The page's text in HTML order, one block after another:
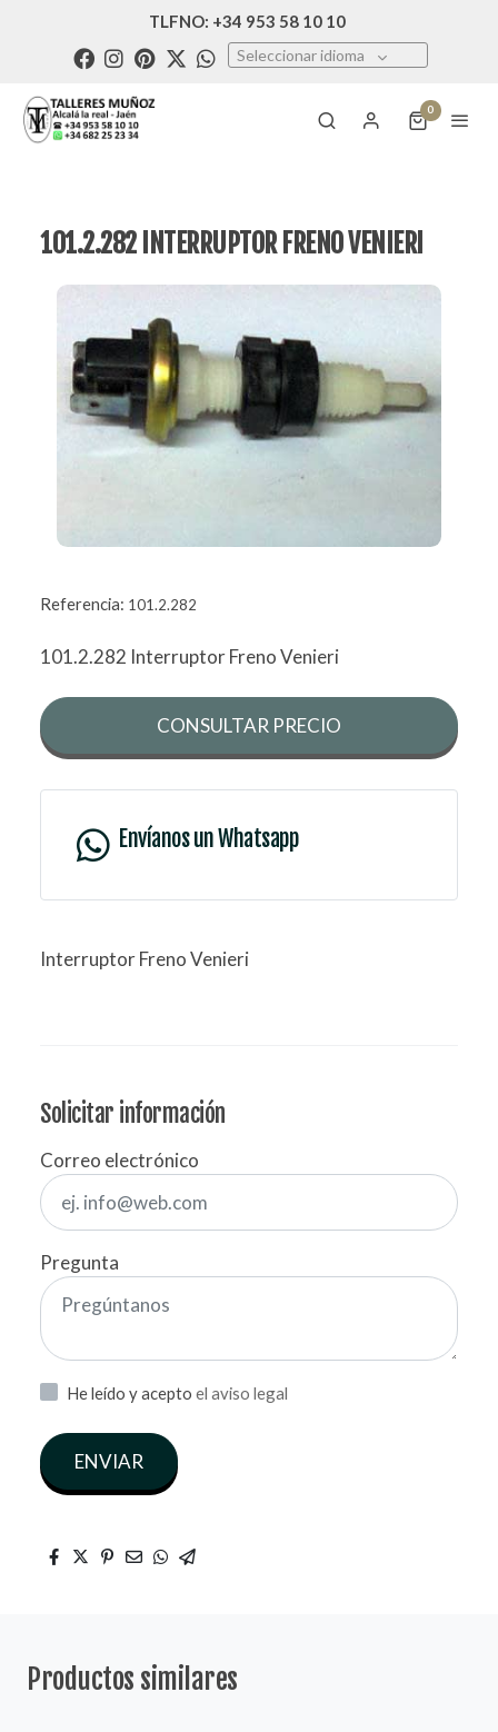
TLFNO: +34 953 58 10 10
Seleccionar idioma
0
101.2.282 INTERRUPTOR FRENO VENIERI
Referencia: 101.2.282
101.2.282 Interruptor Freno Venieri
CONSULTAR PRECIO
Envíanos un Whatsapp
Interruptor Freno Venieri
Solicitar información
Correo electrónico
Pregunta
He leído y acepto el aviso legal
ENVIAR
Productos similares